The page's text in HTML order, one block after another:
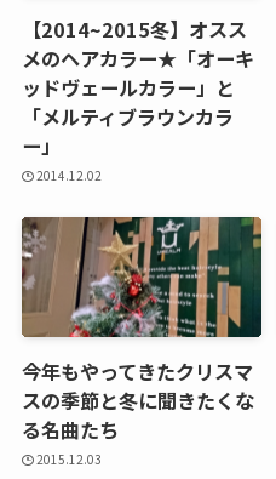
【2014~2015冬】オスス
メのヘアカラー★「オーキ
ッドヴェールカラー」と
「メルティブラウンカラ
ー」
2014.12.02
今年もやってきたクリスマ
スの季節と冬に聞きたくな
る名曲たち
2015.12.03